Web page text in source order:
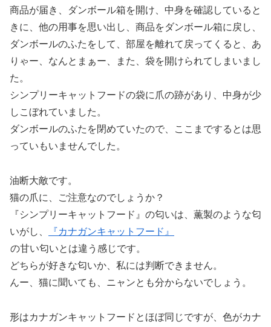
商品が届き、ダンボール箱を開け、中身を確認していると
きに、他の用事を思い出し、商品をダンボール箱に戻し、
ダンボールのふたをして、部屋を離れて戻ってくると、あ
りゃー、なんとまぁー、また、袋を開けられてしまいまし
た。
シンプリーキャットフードの袋に爪の跡があり、中身が少
しこぼれていました。
ダンボールのふたを閉めていたので、ここまでするとは思
っていもいませんでした。
油断大敵です。
猫の爪に、ご注意なのでしょうか？
『シンプリーキャットフード』の匂いは、薫製のような匂
いがし、
『カナガンキャットフード』
の甘い匂いとは違う感じです。
どちらが好きな匂いか、私には判断できません。
んー、猫に聞いても、ニャンとも分からないでしょう。
形はカナガンキャットフードとほぼ同じですが、色がカナ